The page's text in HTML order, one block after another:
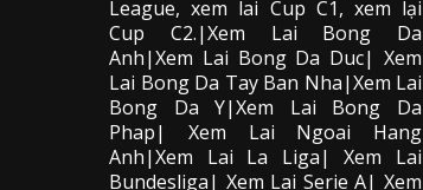
League, xem lai Cup C1, xem lại
Cup C2.|Xem Lai Bong Da
Anh|Xem Lai Bong Da Duc| Xem
Lai Bong Da Tay Ban Nha|Xem Lai
Bong Da Y|Xem Lai Bong Da
Phap| Xem Lai Ngoai Hang
Anh|Xem Lai La Liga| Xem Lai
Bundesliga| Xem Lai Serie A| Xem